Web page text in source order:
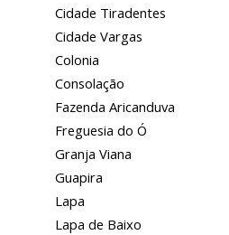
Cidade Tiradentes
Cidade Vargas
Colonia
Consolação
Fazenda Aricanduva
Freguesia do Ó
Granja Viana
Guapira
Lapa
Lapa de Baixo